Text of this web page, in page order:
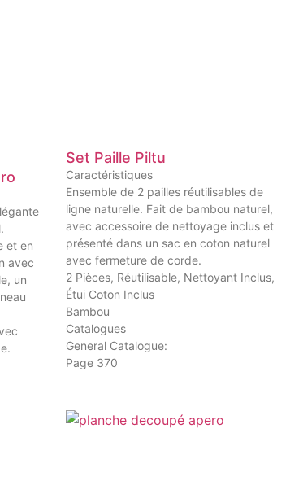
et en
avec
un
Set Paille Piltu
Caractéristiques
Ensemble de 2 pailles réutilisables de
ligne naturelle. Fait de bambou naturel,
avec accessoire de nettoyage inclus et
présenté dans un sac en coton naturel
avec fermeture de corde.
2 Pièces, Réutilisable, Nettoyant Inclus,
Étui Coton Inclus
Bambou
Catalogues
General Catalogue:
Page 370